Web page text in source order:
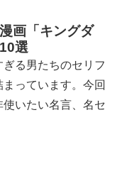
画「キングダ
選
る男たちのセリフ
っています。今回
いたい名言、名セ